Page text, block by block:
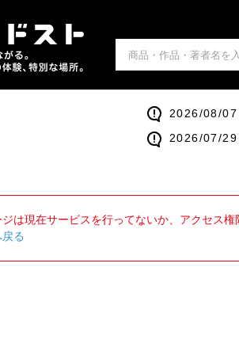
2026/08/07
2026/07/29
ジは現在サービスを行ってないか、アクセス
る